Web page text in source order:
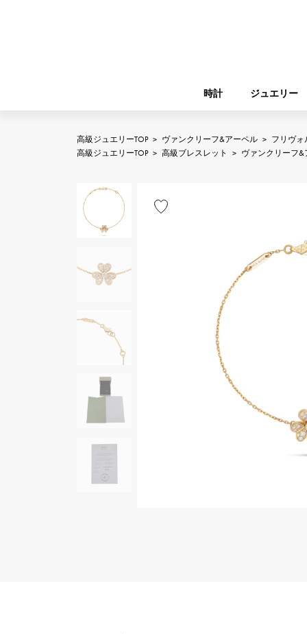
時計 ジュエリー
ROLEX
A.LANGE & SOHNE
AUDEMARS PIGUET
YUKIZAKI ジュエリー
REGALIA
バーキン
高級ジュエリーTOP > ヴァンクリーフ&アーペル > フリヴォ
高級ジュエリーTOP > 高級ブレスレット > ヴァンクリーフ